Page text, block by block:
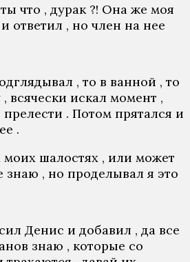
что , дурак ?! Она же моя
ответил , но член на нее
, то в ванной , то
, всячески искал момент ,
. Потом прятался и
.
моих шалостях , или может
знаю , но проделывал я это
Денис и добавил , да все
знаю , которые со